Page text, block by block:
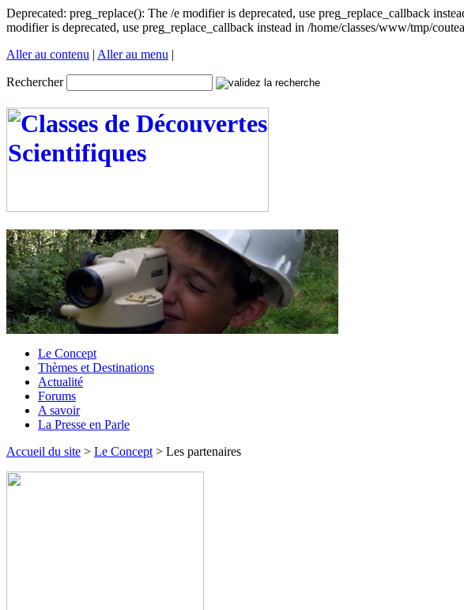
Deprecated: preg_replace(): The /e modifier is deprecated, use preg_replace_callback
modifier is deprecated, use preg_replace_callback instead in /home/classes/www/tmp/
Aller au contenu | Aller au menu |
Rechercher
Le Concept
Thèmes et Destinations
Actualité
Forums
A savoir
La Presse en Parle
Accueil du site > Le Concept > Les partenaires